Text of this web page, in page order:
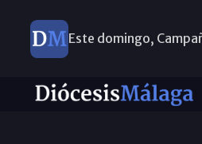
Este domingo,